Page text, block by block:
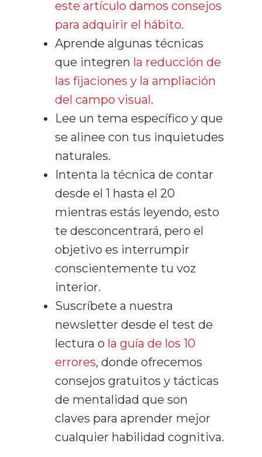
este artículo damos consejos
para adquirir el hábito.
Aprende algunas técnicas
que integren la reducción de
las fijaciones y la ampliación
del campo visual.
Lee un tema específico y que
se alinee con tus inquietudes
naturales.
Intenta la técnica de contar
desde el 1 hasta el 20
mientras estás leyendo, esto
te desconcentrará, pero el
objetivo es interrumpir
conscientemente tu voz
interior.
Suscríbete a nuestra
newsletter desde el test de
lectura o la guía de los 10
errores, donde ofrecemos
consejos gratuitos y tácticas
de mentalidad que son
claves para aprender mejor
cualquier habilidad cognitiva.